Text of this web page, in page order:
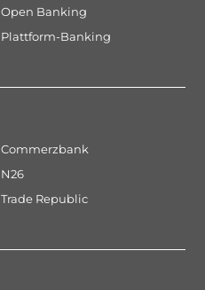
Open Banking
Plattform-Banking
Commerzbank
N26
Trade Republic